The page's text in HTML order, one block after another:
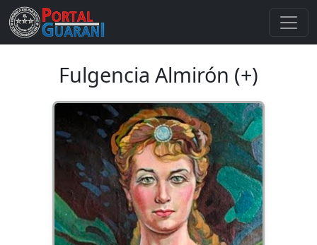
Fulgencia Almirón (+)